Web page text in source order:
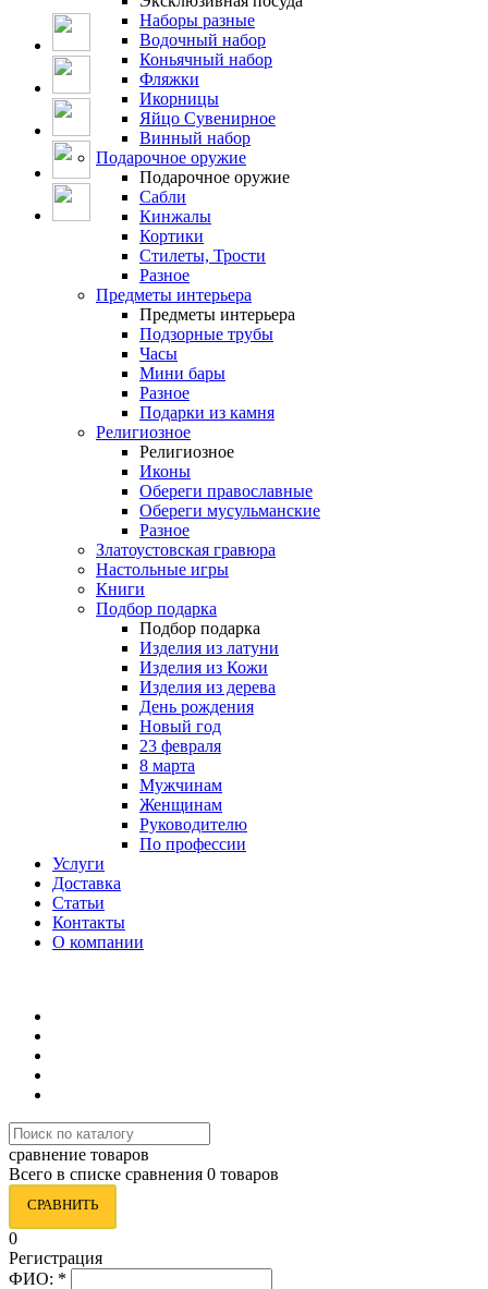
Наборы разные
Водочный набор
Коньячный набор
Фляжки
Икорницы
Яйцо Сувенирное
Винный набор
Подарочное оружие
Подарочное оружие
Сабли
Кинжалы
Кортики
Стилеты, Трости
Разное
Предметы интерьера
Предметы интерьера
Подзорные трубы
Часы
Мини бары
Разное
Подарки из камня
Религиозное
Религиозное
Иконы
Обереги православные
Обереги мусульманские
Разное
Златоустовская гравюра
Настольные игры
Книги
Подбор подарка
Подбор подарка
Изделия из латуни
Изделия из Кожи
Изделия из дерева
День рождения
Новый год
23 февраля
8 марта
Мужчинам
Женщинам
Руководителю
По профессии
Услуги
Доставка
Статьи
Контакты
О компании
сравнение товаров
Всего в списке сравнения 0 товаров
СРАВНИТЬ
0
Регистрация
ФИО: *